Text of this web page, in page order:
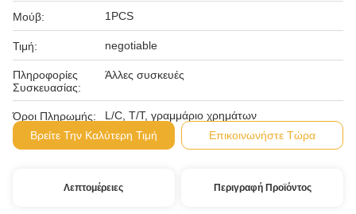
Μούβ: 1PCS
Τιμή: negotiable
Πληροφορίες
Συσκευασίας:
Άλλες συσκευές
Όροι Πληρωμής:
L/C, T/T, γραμμάριο χρημάτων
Βρείτε Την Καλύτερη Τιμή
Επικοινωνήστε Τώρα
Λεπτομέρειες Περιγραφή Προϊόντος